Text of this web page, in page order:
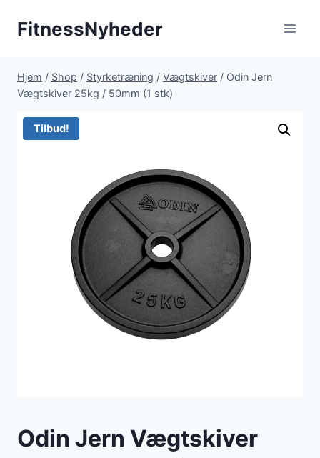
FitnessNyheder
Hjem / Shop / Styrketræning / Vægtskiver / Odin Jern
Vægtskiver 25kg / 50mm (1 stk)
Tilbud!
Odin Jern Vægtskiver